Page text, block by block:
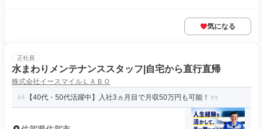
気になる
正社員
水まわりメンテナンススタッフ|自宅から直行直帰
株式会社イースマイルＬＡＢＯ
【40代・50代活躍中】入社3ヵ月目で月収50万円も可能！